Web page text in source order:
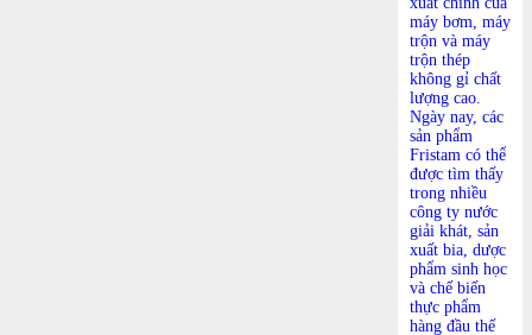
máy bơm, máy
trộn và máy
trộn thép
không gỉ chất
lượng cao.
Ngày nay, các
sản phẩm
Fristam có thể
được tìm thấy
trong nhiều
công ty nước
giải khát, sản
xuất bia, dược
phẩm sinh học
và chế biến
thực phẩm
hàng đầu thế